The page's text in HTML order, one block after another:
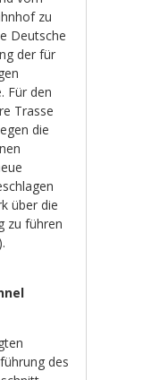
zu
Deutsche
der für
Für den
Trasse
die
über die
zu führen
).
des